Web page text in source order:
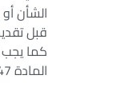
الشأن
قبل
كما
المادة 347 من لائحة ترتيب المحاكم الشرعية .